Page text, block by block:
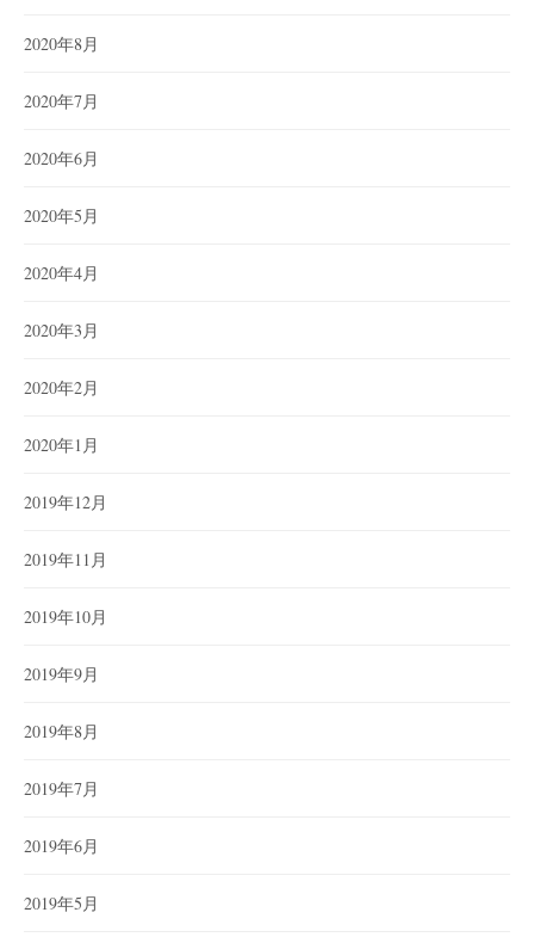
2020年8月
2020年7月
2020年6月
2020年5月
2020年4月
2020年3月
2020年2月
2020年1月
2019年12月
2019年11月
2019年10月
2019年9月
2019年8月
2019年7月
2019年6月
2019年5月